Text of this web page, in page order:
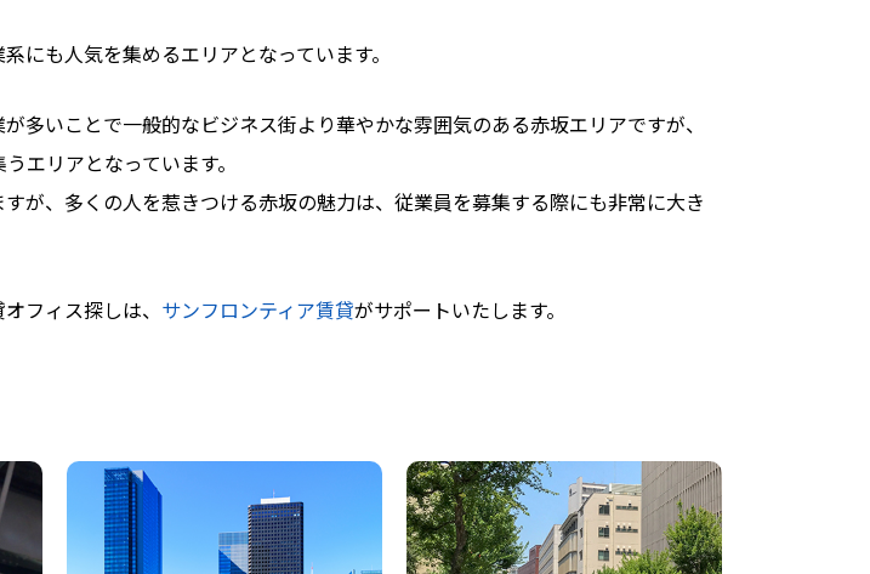
にも人気を集めるエリアとなっています。
多いことで一般的なビジネス街より華やかな雰囲気のある赤坂エリアですが、
エリアとなっています。
が、多くの人を惹きつける赤坂の魅力は、従業員を募集する際にも非常に大き
フィス探しは、 サンフロンティア賃貸がサポートいたします。